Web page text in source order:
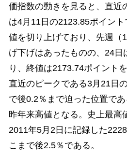
価指数の動きを見ると、直近
は4月11日の2123.85ポイン
値を切り上げており、先週（
げ下げはあったものの、24日
り、終値は2173.74ポイント
直近のピークである3月21日
で後0.2％まで迫った位置で
昨年来高値となる。史上最高
2011年5月2日に記録した
こまで後2.5％である。